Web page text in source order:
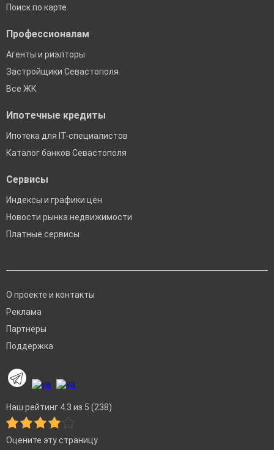
Поиск по карте
Профессионалам
Агенты и риэлторы
Застройщики Севастополя
Все ЖК
Ипотечные кредиты
Ипотека для IT-специалистов
Каталог банков Севастополя
Сервисы
Индексы и графики цен
Новости рынка недвижимости
Платные сервисы
О проекте и контакты
Реклама
Партнеры
Поддержка
Наш рейтинг 4.3 из 5 (238)
Оцените эту страницу